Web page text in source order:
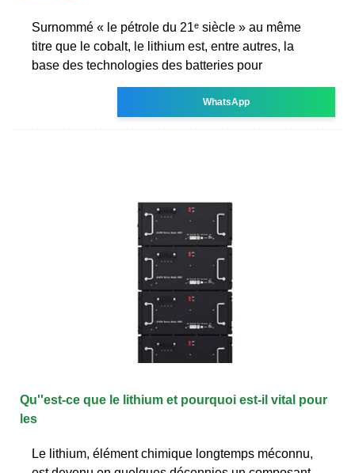
Surnommé « le pétrole du 21ᵉ siècle » au même
titre que le cobalt, le lithium est, entre autres, la
base des technologies des batteries pour
WhatsApp
Qu''est-ce que le lithium et pourquoi est-il vital pour
les
Le lithium, élément chimique longtemps méconnu,